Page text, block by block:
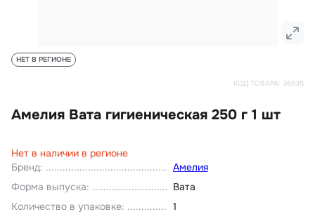
КОД ТОВАРА: 36535
Амелия Вата гигиеническая 250 г 1 шт
НЕТ В РЕГИОНЕ
Бренд:
Амелия
Форма выпуска:
Вата
Количество в упаковке:
1
Нет в наличии в регионе